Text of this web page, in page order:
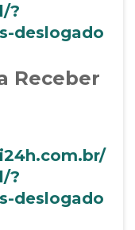
?
deslogado
Receber
?
deslogado